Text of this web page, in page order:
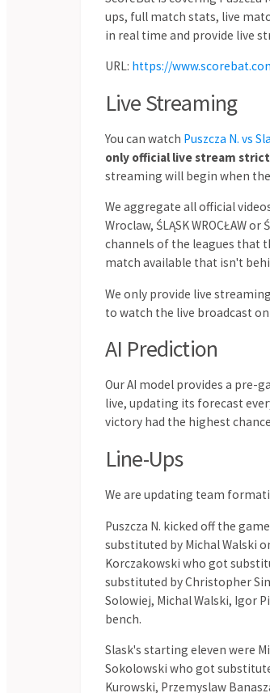
Carina
North Pine
Newmarket
Virginia United
Centenary Stormers